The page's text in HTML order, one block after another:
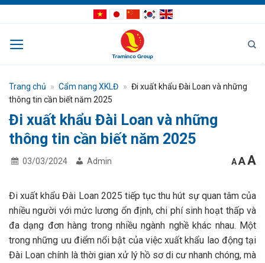
Bỏ
qua
dung
Trang chủ » Cẩm nang XKLĐ » Đi xuất khẩu Đài Loan và những
thông tin cần biết năm 2025
Đi xuất khẩu Đài Loan và những
thông tin cần biết năm 2025
03/03/2024 Admin Afont
size.
AA
Đi xuất khẩu Đài Loan 2025 tiếp tục thu hút sự quan tâm của
nhiều người với mức lương ổn định, chi phí sinh hoạt thấp và
đa dạng đơn hàng trong nhiều ngành nghề khác nhau. Một
trong những ưu điểm nổi bật của việc xuất khẩu lao động tại
Đài Loan chính là thời gian xử lý hồ sơ di cư nhanh chóng, mà